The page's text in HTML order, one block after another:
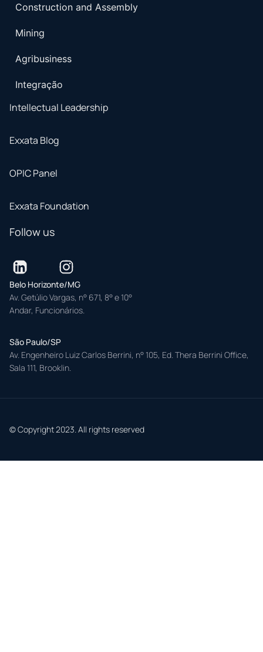
Construction and Assembly
Mining
Agribusiness
Integração
Intellectual Leadership
Exxata Blog
OPIC Panel
Exxata Foundation
Follow us
Belo Horizonte/MG
Av. Getúlio Vargas, n° 671, 8° e 10°
Andar, Funcionários.
São Paulo/SP
Av. Engenheiro Luiz Carlos Berrini, n° 105, Ed. Thera Berrini Office,
Sala 111, Brooklin.
© Copyright 2023. All rights reserved